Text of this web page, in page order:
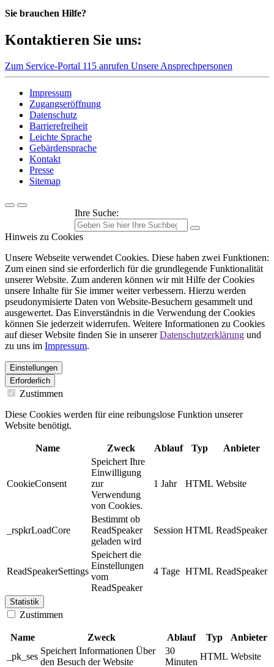
Sie brauchen Hilfe?
Kontaktieren Sie uns:
Zum Service-Portal 115 anrufen Unsere Ansprechpersonen
Impressum
Zugangseröffnung
Datenschutz
Barrierefreiheit
Leichte Sprache
Gebärdensprache
Kontakt
Presse
Sitemap
Ihre Suche:
Hinweis zu Cookies
Unsere Webseite verwendet Cookies. Diese haben zwei Funktionen:
Zum einen sind sie erforderlich für die grundlegende Funktionalität
unserer Website. Zum anderen können wir mit Hilfe der Cookies
unsere Inhalte für Sie immer weiter verbessern. Hierzu werden
pseudonymisierte Daten von Website-Besuchern gesammelt und
ausgewertet. Das Einverständnis in die Verwendung der Cookies
können Sie jederzeit widerrufen. Weitere Informationen zu Cookies
auf dieser Website finden Sie in unsererDatenschutzerklärung und
zu uns im Impressum.
Einstellungen
Erforderlich
Zustimmen
Diese Cookies werden für eine reibungslose Funktion unserer
Website benötigt.
Name Zweck Ablauf Typ Anbieter
CookieConsent
Speichert Ihre
Einwilligung
zur
Verwendung
von Cookies.
1 Jahr HTML Website
_rspkrLoadCore
Bestimmt ob
ReadSpeaker
geladen wird
Session HTML ReadSpeaker
ReadSpeakerSettings
Speichert die
Einstellungen
vom
ReadSpeaker
4 Tage HTML ReadSpeaker
Statistik
Zustimmen
Name Zweck Ablauf Typ
Anbieter
_pk_ses
Speichert Informationen Über
den Besuch der Website
30
Minuten
HTML Website